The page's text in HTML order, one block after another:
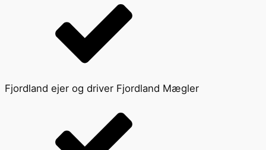
Fjordland ejer og driver Fjordland Mægler